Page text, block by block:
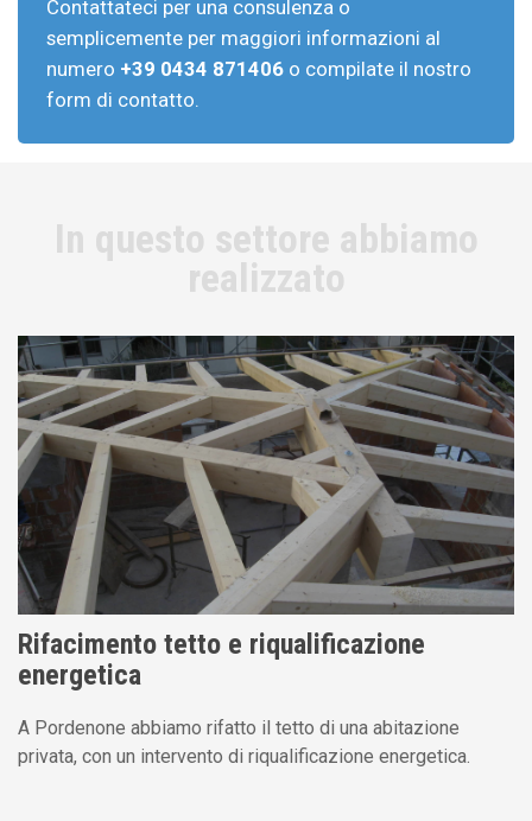
Contattateci per una consulenza o
semplicemente per maggiori informazioni al
numero +39 0434 871406 o compilate il nostro
form di contatto.
In questo settore abbiamo
realizzato
Rifacimento tetto e riqualificazione
energetica
A Pordenone abbiamo rifatto il tetto di una abitazione
privata, con un intervento di riqualificazione energetica.